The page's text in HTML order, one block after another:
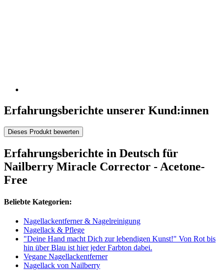
Erfahrungsberichte unserer Kund:innen
Dieses Produkt bewerten
Erfahrungsberichte in Deutsch für
Nailberry Miracle Corrector - Acetone-
Free
Beliebte Kategorien:
Nagellackentferner & Nagelreinigung
Nagellack & Pflege
"Deine Hand macht Dich zur lebendigen Kunst!" Von Rot bis
hin über Blau ist hier jeder Farbton dabei.
Vegane Nagellackentferner
Nagellack von Nailberry